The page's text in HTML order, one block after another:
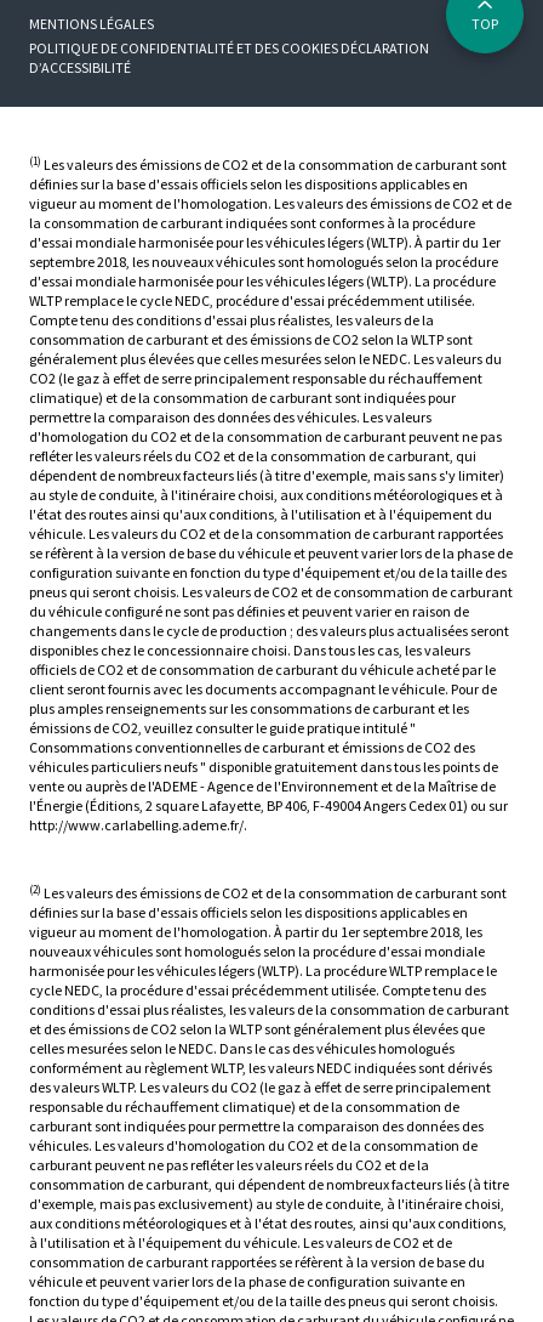
MENTIONS LÉGALES
POLITIQUE DE CONFIDENTIALITÉ ET DES COOKIES DÉCLARATION
D’ACCESSIBILITÉ
TOP
(1) Les valeurs des émissions de CO2 et de la consommation de carburant sont
définies sur la base d'essais officiels selon les dispositions applicables en
vigueur au moment de l'homologation. Les valeurs des émissions de CO2 et de
la consommation de carburant indiquées sont conformes à la procédure
d'essai mondiale harmonisée pour les véhicules légers (WLTP). À partir du 1er
septembre 2018, les nouveaux véhicules sont homologués selon la procédure
d'essai mondiale harmonisée pour les véhicules légers (WLTP). La procédure
WLTP remplace le cycle NEDC, procédure d'essai précédemment utilisée.
Compte tenu des conditions d'essai plus réalistes, les valeurs de la
consommation de carburant et des émissions de CO2 selon la WLTP sont
généralement plus élevées que celles mesurées selon le NEDC. Les valeurs du
CO2 (le gaz à effet de serre principalement responsable du réchauffement
climatique) et de la consommation de carburant sont indiquées pour
permettre la comparaison des données des véhicules. Les valeurs
d'homologation du CO2 et de la consommation de carburant peuvent ne pas
refléter les valeurs réels du CO2 et de la consommation de carburant, qui
dépendent de nombreux facteurs liés (à titre d'exemple, mais sans s'y limiter)
au style de conduite, à l'itinéraire choisi, aux conditions météorologiques et à
l'état des routes ainsi qu'aux conditions, à l'utilisation et à l'équipement du
véhicule. Les valeurs du CO2 et de la consommation de carburant rapportées
se réfèrent à la version de base du véhicule et peuvent varier lors de la phase de
configuration suivante en fonction du type d'équipement et/ou de la taille des
pneus qui seront choisis. Les valeurs de CO2 et de consommation de carburant
du véhicule configuré ne sont pas définies et peuvent varier en raison de
changements dans le cycle de production ; des valeurs plus actualisées seront
disponibles chez le concessionnaire choisi. Dans tous les cas, les valeurs
officiels de CO2 et de consommation de carburant du véhicule acheté par le
client seront fournis avec les documents accompagnant le véhicule. Pour de
plus amples renseignements sur les consommations de carburant et les
émissions de CO2, veuillez consulter le guide pratique intitulé "
Consommations conventionnelles de carburant et émissions de CO2 des
véhicules particuliers neufs " disponible gratuitement dans tous les points de
vente ou auprès de l'ADEME - Agence de l'Environnement et de la Maîtrise de
l'Énergie (Éditions, 2 square Lafayette, BP 406, F-49004 Angers Cedex 01) ou sur
http://www.carlabelling.ademe.fr/.
(2) Les valeurs des émissions de CO2 et de la consommation de carburant sont
définies sur la base d'essais officiels selon les dispositions applicables en
vigueur au moment de l'homologation. À partir du 1er septembre 2018, les
nouveaux véhicules sont homologués selon la procédure d'essai mondiale
harmonisée pour les véhicules légers (WLTP). La procédure WLTP remplace le
cycle NEDC, la procédure d'essai précédemment utilisée. Compte tenu des
conditions d'essai plus réalistes, les valeurs de la consommation de carburant
et des émissions de CO2 selon la WLTP sont généralement plus élevées que
celles mesurées selon le NEDC. Dans le cas des véhicules homologués
conformément au règlement WLTP, les valeurs NEDC indiquées sont dérivés
des valeurs WLTP. Les valeurs du CO2 (le gaz à effet de serre principalement
responsable du réchauffement climatique) et de la consommation de
carburant sont indiquées pour permettre la comparaison des données des
véhicules. Les valeurs d'homologation du CO2 et de la consommation de
carburant peuvent ne pas refléter les valeurs réels du CO2 et de la
consommation de carburant, qui dépendent de nombreux facteurs liés (à titre
d'exemple, mais pas exclusivement) au style de conduite, à l'itinéraire choisi,
aux conditions météorologiques et à l'état des routes, ainsi qu'aux conditions,
à l'utilisation et à l'équipement du véhicule. Les valeurs de CO2 et de
consommation de carburant rapportées se réfèrent à la version de base du
véhicule et peuvent varier lors de la phase de configuration suivante en
fonction du type d'équipement et/ou de la taille des pneus qui seront choisis.